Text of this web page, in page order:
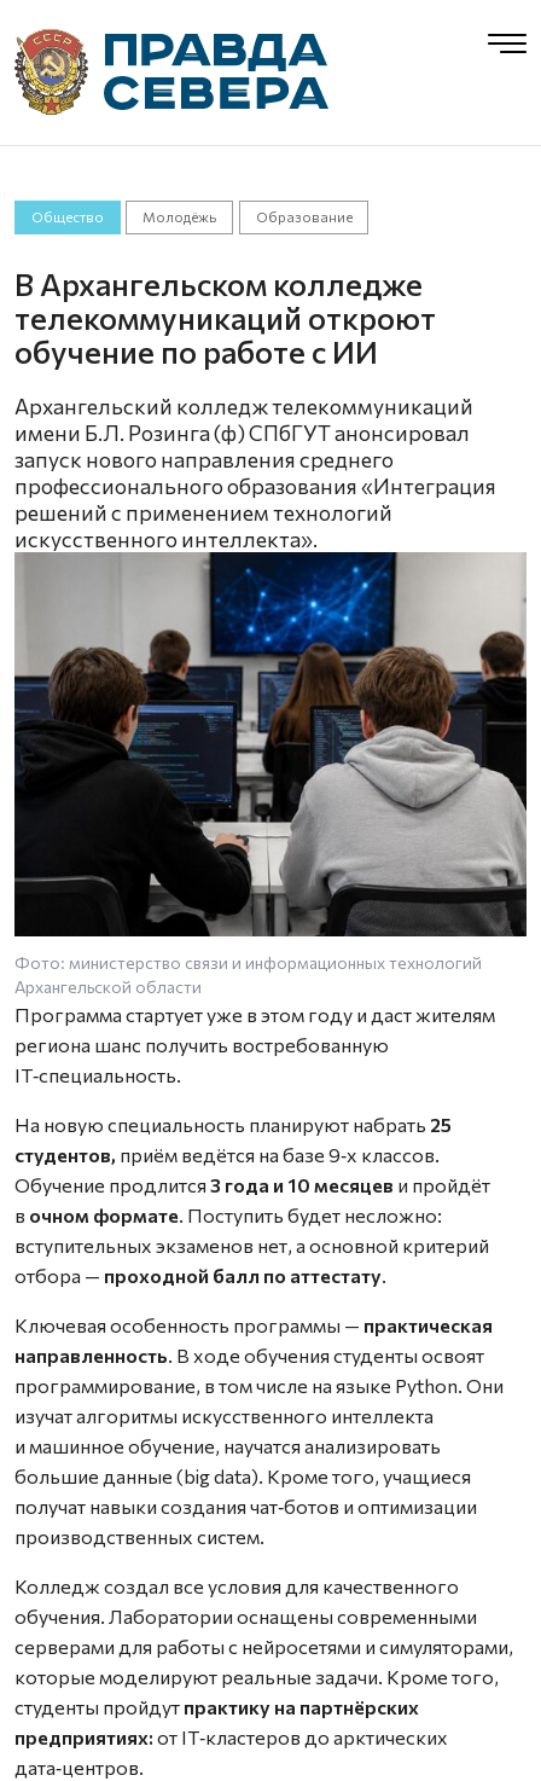
Общество Молодёжь Образование
В Архангельском колледже
телекоммуникаций откроют
обучение по работе с ИИ
Архангельский колледж телекоммуникаций
имени Б.Л. Розинга (ф) СПбГУТ анонсировал
запуск нового направления среднего
профессионального образования «Интеграция
решений с применением технологий
искусственного интеллекта».
Фото: министерство связи и информационных технологий
Архангельской области
Программа стартует уже в этом году и даст жителям
региона шанс получить востребованную
IT‑специальность.
На новую специальность планируют набрать 25
студентов, приём ведётся на базе 9‑х классов.
Обучение продлится 3 года и 10 месяцев и пройдёт
в очном формате. Поступить будет несложно:
вступительных экзаменов нет, а основной критерий
отбора — проходной балл по аттестату.
Ключевая особенность программы — практическая
направленность. В ходе обучения студенты освоят
программирование, в том числе на языке Python. Они
изучат алгоритмы искусственного интеллекта
и машинное обучение, научатся анализировать
большие данные (big data). Кроме того, учащиеся
получат навыки создания чат‑ботов и оптимизации
производственных систем.
Колледж создал все условия для качественного
обучения. Лаборатории оснащены современными
серверами для работы с нейросетями и симуляторами,
которые моделируют реальные задачи. Кроме того,
студенты пройдут практику на партнёрских
предприятиях: от IT‑кластеров до арктических
дата‑центров.